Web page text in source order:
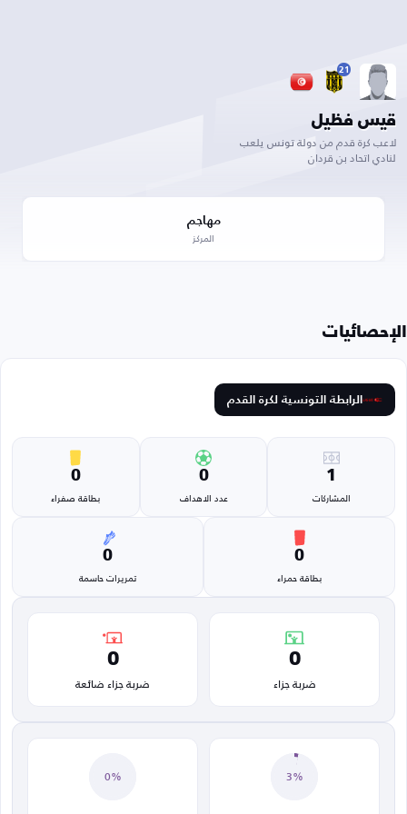
21
قيس فظيل
لاعب كرة قدم من دولة تونس يلعب
لنادي اتحاد بن قردان
مهاجم
المركز
الإحصائيات
الرابطة التونسية لكرة القدم
1
المشاركات
0
عدد الاهداف
0
بطاقة صفراء
0
بطاقة حمراء
0
تمريرات حاسمة
0
ضربة جزاء
0
ضربة جزاء ضائعة
3%
0%